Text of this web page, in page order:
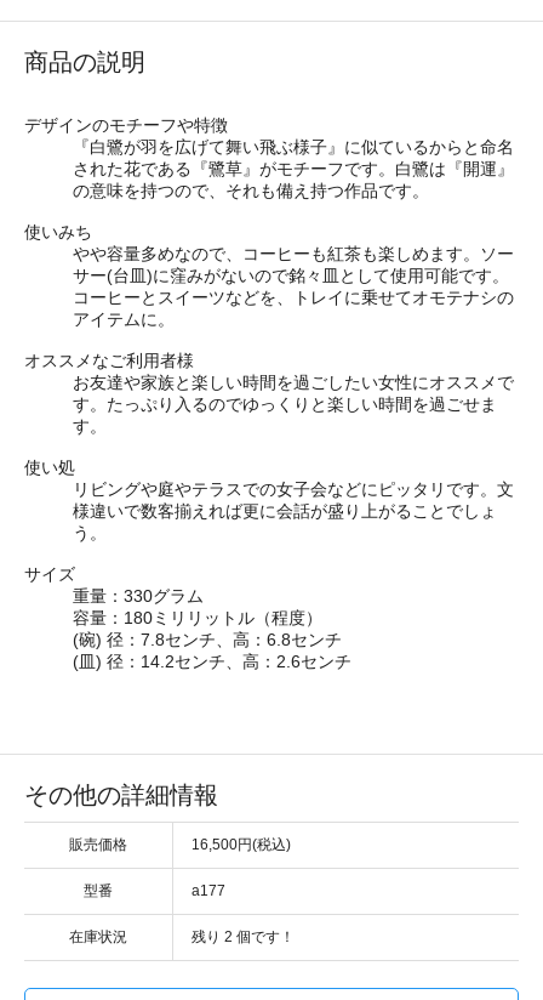
商品の説明
デザインのモチーフや特徴
『白鷺が羽を広げて舞い飛ぶ様子』に似ているからと命名
された花である『鷺草』がモチーフです。白鷺は『開運』
の意味を持つので、それも備え持つ作品です。
使いみち
やや容量多めなので、コーヒーも紅茶も楽しめます。ソー
サー(台皿)に窪みがないので銘々皿として使用可能です。
コーヒーとスイーツなどを、トレイに乗せてオモテナシの
アイテムに。
オススメなご利用者様
お友達や家族と楽しい時間を過ごしたい女性にオススメで
す。たっぷり入るのでゆっくりと楽しい時間を過ごせま
す。
使い処
リビングや庭やテラスでの女子会などにピッタリです。文
様違いで数客揃えれば更に会話が盛り上がることでしょ
う。
サイズ
重量：330グラム
容量：180ミリリットル （程度）
(碗) 径：7.8センチ、高：6.8センチ
(皿) 径：14.2センチ、高：2.6センチ
その他の詳細情報
販売価格 16,500円(税込)
型番 a177
在庫状況 残り 2 個です！